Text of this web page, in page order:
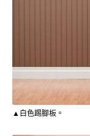
▲白色踢腳板。